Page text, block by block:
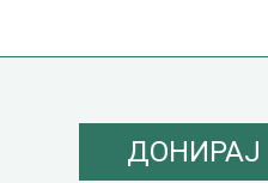
ДОНИРАЈ